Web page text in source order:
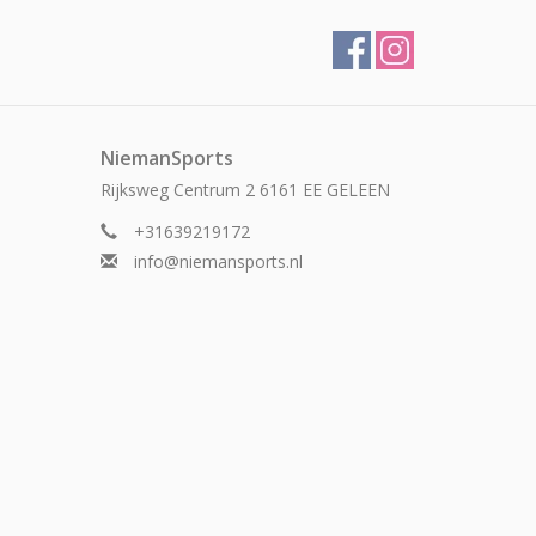
NiemanSports
Rijksweg Centrum 2 6161 EE GELEEN
+31639219172
info@niemansports.nl